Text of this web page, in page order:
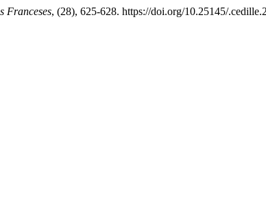
Franceses, (28), 625-628. https://doi.org/10.25145/